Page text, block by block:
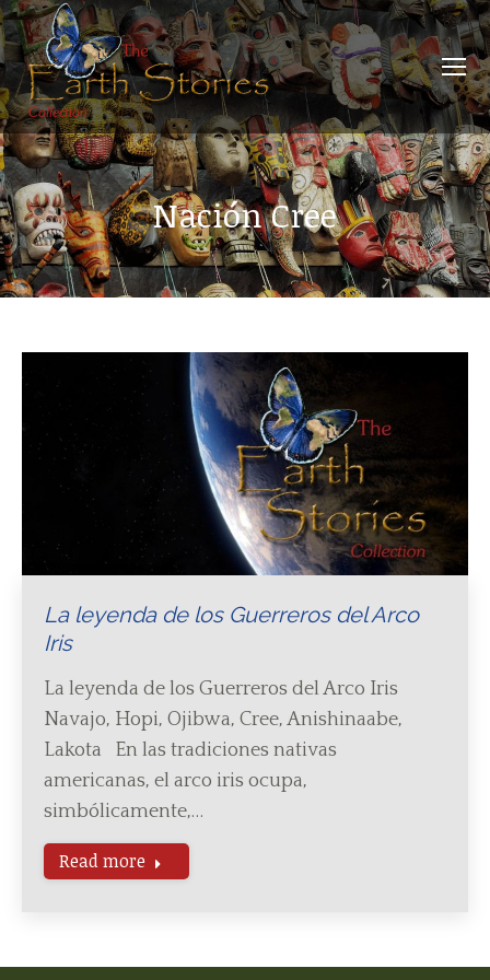
Nación Cree
La leyenda de los Guerreros del Arco
Iris
La leyenda de los Guerreros del Arco Iris
Navajo, Hopi, Ojibwa, Cree, Anishinaabe,
Lakota En las tradiciones nativas
americanas, el arco iris ocupa,
simbólicamente,…
Read more